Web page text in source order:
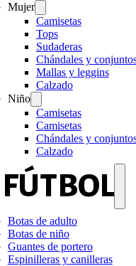
Mujer
Camisetas
Tops
Sudaderas
Chándales y
Mallas y leggins
Calzado
Niño
Camisetas
Camisetas
Chándales y
Calzado
FÚTBOL
Botas de adulto
Botas de niño
Guantes de portero
Espinilleras y canilleras